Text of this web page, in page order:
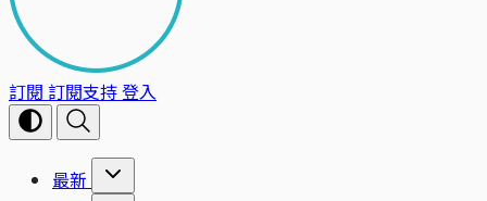
訂閱 訂閱支持登入
最新